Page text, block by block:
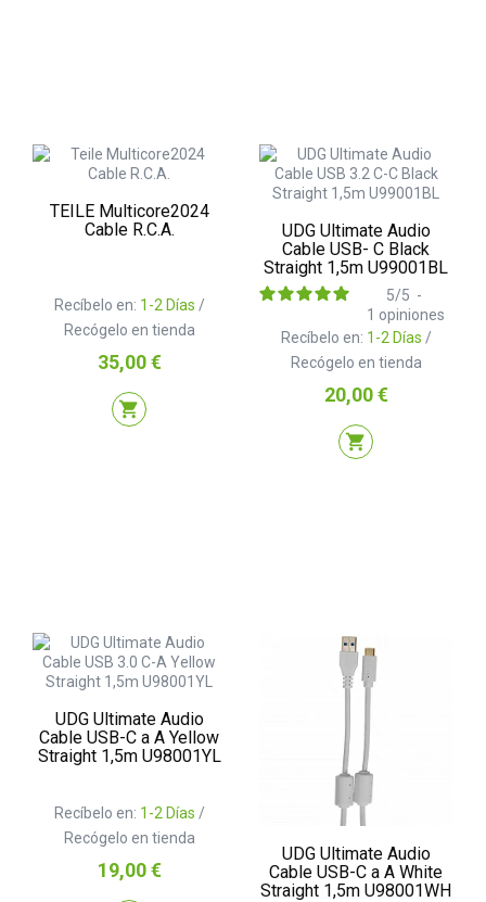
TEILE Multicore2024
Cable R.C.A.
Recíbelo en: 1-2 Días /
Recógelo en tienda
Precio
35,00 €
shopping_cart
UDG Ultimate Audio
Cable USB- C Black
Straight 1,5m U99001BL
Recíbelo en: 1-2 Días /
Recógelo en tienda
5/5 -
1 opiniones
Precio
20,00 €
shopping_cart
UDG Ultimate Audio
Cable USB-C a A Yellow
Straight 1,5m U98001YL
Recíbelo en: 1-2 Días /
Recógelo en tienda
Precio
19,00 €
UDG Ultimate Audio
Cable USB-C a A White
Straight 1,5m U98001WH